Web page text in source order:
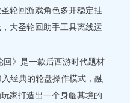
轮回游戏角色多开稳定挂
大圣轮回助手工具离线运
》是一款后西游时代题材
经典的轮盘操作模式，融
家打造出一个身临其境的